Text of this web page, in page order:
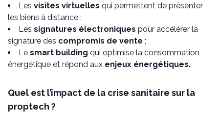
Les visites virtuelles qui permettent de présenter
les biens à distance ;
Les signatures électroniques pour accélérer la
signature des compromis de vente ;
Le smart building qui optimise la consommation
énergétique et répond aux enjeux énergétiques.
Quel est l’impact de la crise sanitaire sur la
proptech ?